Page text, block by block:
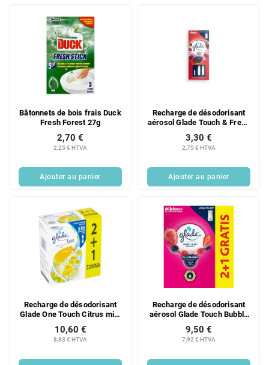
Bâtonnets de bois frais Duck
Fresh Forest 27g
2,25 € HTVA
2,70 €
Ajouter au panier
Recharge de désodorisant
aérosol Glade Touch & Fresh
Gourmandes 10 ml
2,75 € HTVA
3,30 €
Ajouter au panier
Recharge de désodorisant
Glade One Touch Citrus mini
8,83 € HTVA
10,60 €
Recharge de désodorisant
aérosol Glade Touch Bubbly
7,92 € HTVA
9,50 €